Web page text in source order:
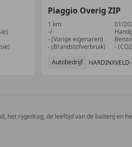
Piaggio Overig ZIP
1 km
01/
-/-
- (Vorige eigenaren)
- (Brandstofverbruik)
-
Autobedrijf
het rijgedrag, de leeftijd van de batterij en